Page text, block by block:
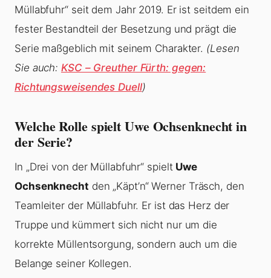
Müllabfuhr“ seit dem Jahr 2019. Er ist seitdem ein
fester Bestandteil der Besetzung und prägt die
Serie maßgeblich mit seinem Charakter. (Lesen
Sie auch:KSC – Greuther Fürth: gegen:
Richtungsweisendes Duell)
Welche Rolle spielt Uwe Ochsenknecht in
der Serie?
In „Drei von der Müllabfuhr“ spielt Uwe
Ochsenknecht den „Käpt’n“ Werner Träsch, den
Teamleiter der Müllabfuhr. Er ist das Herz der
Truppe und kümmert sich nicht nur um die
korrekte Müllentsorgung, sondern auch um die
Belange seiner Kollegen.